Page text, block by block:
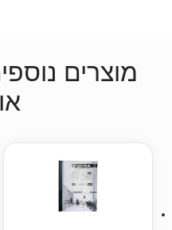
מוצרים